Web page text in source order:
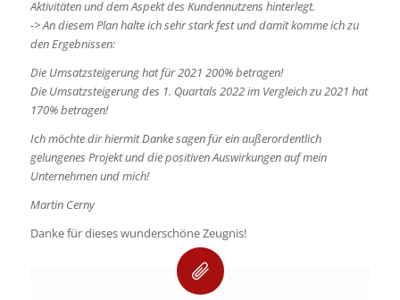
Aktivitäten und dem Aspekt des Kundennutzens hinterlegt.
-> An diesem Plan halte ich sehr stark fest und damit komme ich zu
den Ergebnissen:
Die Umsatzsteigerung hat für 2021 200% betragen!
Die Umsatzsteigerung des 1. Quartals 2022 im Vergleich zu 2021 hat
170% betragen!
Ich möchte dir hiermit Danke sagen für ein außerordentlich
gelungenes Projekt und die positiven Auswirkungen auf mein
Unternehmen und mich!
Martin Cerny
Danke für dieses wunderschöne Zeugnis!